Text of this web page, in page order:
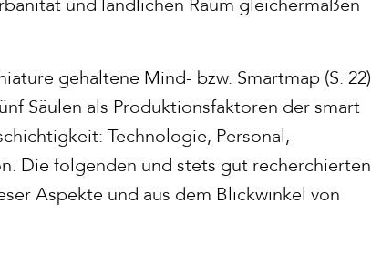
und ländlichen Raum gleichermaßen
gehaltene Mind- bzw. Smartmap (S. 22)
Säulen als Produktionsfaktoren der smart
Technologie, Personal,
Die folgenden und stets gut recherchierten
Aspekte und aus dem Blickwinkel von